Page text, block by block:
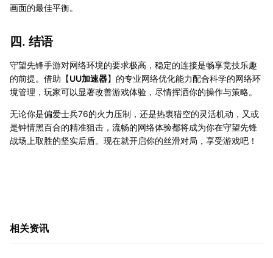
画面的最佳平衡。
四. 结语
守望先锋手游对网络环境的要求极高，稳定的连接是畅享竞技乐趣
的前提。借助【UU加速器】的专业网络优化能力配合科学的网络环
境管理，玩家可以显著改善游戏体验，尽情挥洒你的操作与策略。
无论你是偏爱士兵76的火力压制，还是热衷猎空的灵活机动，又或
是钟情黑百合的精准狙击，流畅的网络体验都将成为你在守望先锋
战场上取胜的坚实后盾。现在就开启你的丝滑对局，享受游戏吧！
相关资讯